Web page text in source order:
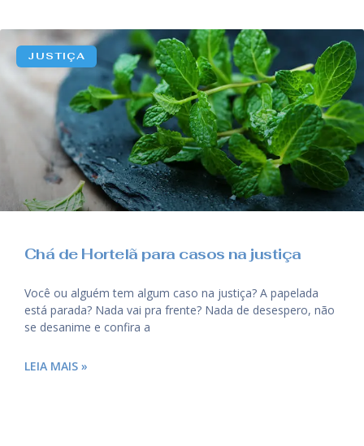
JUSTIÇA
Chá de Hortelã para casos na justiça
Você ou alguém tem algum caso na justiça? A papelada
está parada? Nada vai pra frente? Nada de desespero, não
se desanime e confira a
LEIA MAIS »